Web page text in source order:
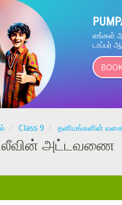
எங்கள்
டாப்பர்
Class 9 தனிமங்களின்
அட்டவணை